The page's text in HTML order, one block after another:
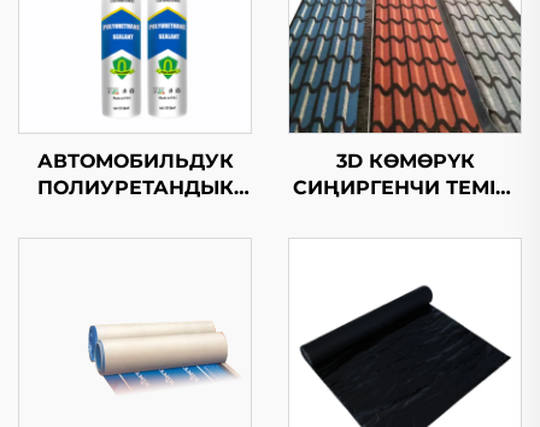
АВТОМОБИЛЬДУК
ПОЛИУРЕТАНДЫК
3D КӨМӨРҮК
СИҢИРГЕНЧИ ТЕМІР-